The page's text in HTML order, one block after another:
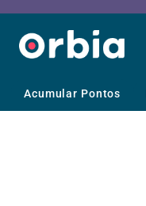
Acumular Pontos